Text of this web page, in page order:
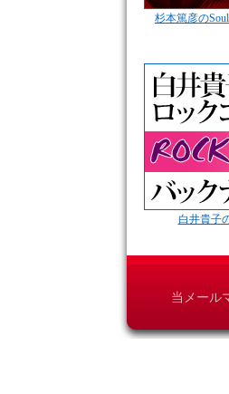
杉本篤彦の
白井貴子
当メール